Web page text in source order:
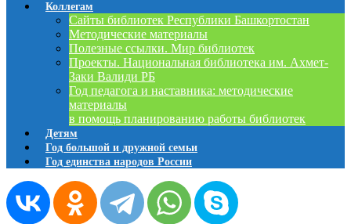
Коллегам
Сайты библиотек Республики Башкортостан
Методические материалы
Полезные ссылки. Мир библиотек
Проекты. Национальная библиотека им. Ахмет-
Заки Валиди РБ
Год педагога и наставника: методические
материалы
в помощь планированию работы библиотек
Детям
Год большой и дружной семьи
Год единства народов России